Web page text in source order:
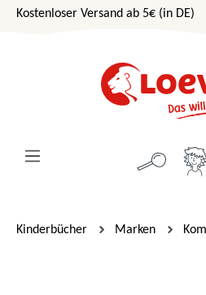
Zum Hauptinhalt springen
Kostenloser Versand ab 5€ (in DE)
Kinderbücher Marken